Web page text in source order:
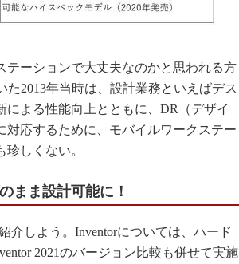
ーションで大丈夫なのかと思われる方
た2013年当時は、設計業務といえばデス
よる性能向上とともに、DR（デザイ
応するために、モバイルワークステー
しくない。
まま設計可能に！
しよう。Inventorについては、ハード
2021のバージョン比較も併せて実施